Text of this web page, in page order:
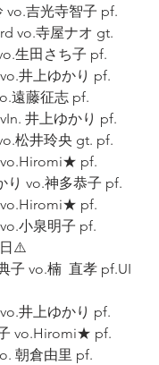
vo.吉光寺智子 pf.
vo.寺屋ナオ gt.
生田さち子 pf.
井上ゆかり pf.
遠藤征志 pf.
井上ゆかり pf.
松井玲央 gt. pf.
vo.Hiromi★ pf.
り vo.神多恭子 pf.
vo.Hiromi★ pf.
小泉明子 pf.
⚠️
子 vo.楠  直孝 pf.UI
井上ゆかり pf.
vo.Hiromi★ pf.
朝倉由里 pf.